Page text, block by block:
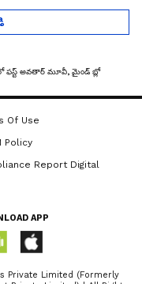
తెలుగులో ఫస్ట్ అవతార్ మూవీ, మైండ్ బ్లోయింగ్ | 'FIRST TIME' MOVIE TEAM CHITCHAT | ASIANET NEWS TELUGU
Of Use
Policy
Report Digital
APP
Private Limited (Formerly